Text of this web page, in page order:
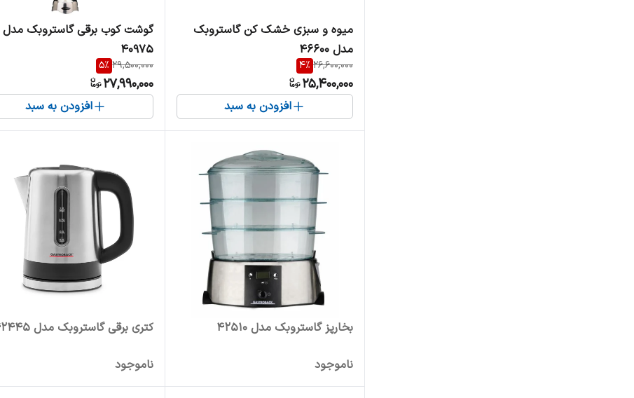
میوه و سبزی خشک کن گاستروبک
مدل 46600
26,600,000
4%
25,400,000
افزودن به سبد
گوشت کوب برقی گاستروبک مدل
40975
29,500,000
5%
27,990,000
افزودن به سبد
بخارپز گاستروبک مدل 42510
ناموجود
کتری برقی گاستروبک مدل 42445
ناموجود